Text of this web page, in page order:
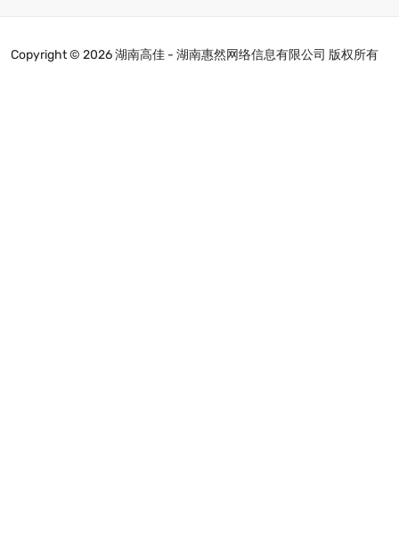
Copyright © 2026 湖南高佳 - 湖南惠然网络信息有限公司 版权所有